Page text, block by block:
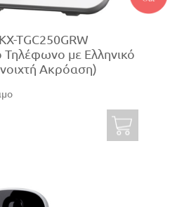
TGC250GRW
με Ελληνικό
Ακρόαση)